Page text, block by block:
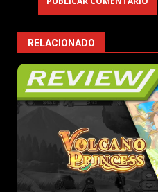
RELACIONADO